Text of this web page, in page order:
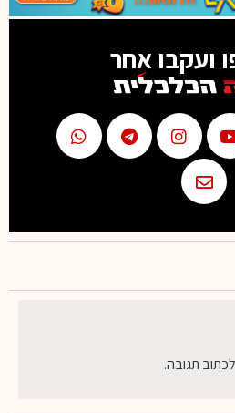
ועקבו אחר
תגובה.